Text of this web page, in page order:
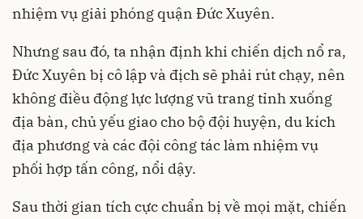
nhiệm vụ giải phóng quận Đức Xuyên.
Nhưng sau đó, ta nhận định khi chiến dịch nổ ra,
Đức Xuyên bị cô lập và địch sẽ phải rút chạy, nên
không điều động lực lượng vũ trang tỉnh xuống
địa bàn, chủ yếu giao cho bộ đội huyện, du kích
địa phương và các đội công tác làm nhiệm vụ
phối hợp tấn công, nổi dậy.
Sau thời gian tích cực chuẩn bị về mọi mặt, chiến